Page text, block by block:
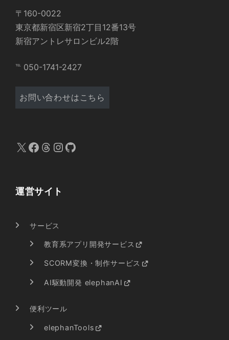
〒160-0022
東京都新宿区新宿2丁目12番13号
新宿アントレサロンビル2階
℡ 050-1741-2427
お問い合わせはこちら
X Facebook Threads InstagramGitHub
運営サイト
サービス
教育系アプリ開発サービス
SCORM変換・制作サービス
AI駆動開発 elephanAI
便利ツール
elephanTools